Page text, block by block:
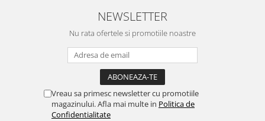
NEWSLETTER
Nu rata ofertele si promotiile noastre
Vreau sa primesc newsletter cu promotiile
magazinului. Afla mai multe in Politica de
Confidentialitate